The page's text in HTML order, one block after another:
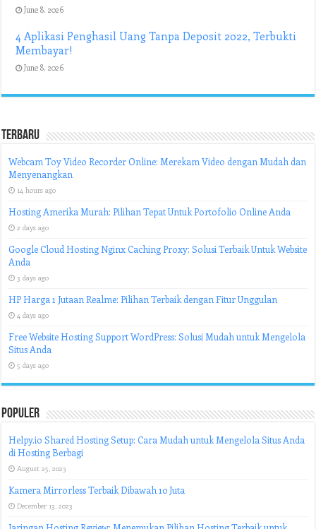
June 8, 2026
4 Aplikasi Penghasil Uang Tanpa Deposit 2022, Terbukti
Membayar!
June 8, 2026
Terbaru
Webcam Toy Video Recorder Online: Merekam Video dengan Mudah dan
Menyenangkan
14 hours ago
Hosting Amerika Murah: Pilihan Tepat Untuk Portofolio Online Anda
2 days ago
Google Cloud Hosting Nginx Caching Proxy: Solusi Terbaik Untuk Website
Anda
3 days ago
HP Harga 1 Jutaan Realme: Pilihan Terbaik dengan Fitur Unggulan
4 days ago
Free Website Hosting Support WordPress: Solusi Mudah untuk Mengelola
Situs Anda
5 days ago
Populer
Helpy.io Shared Hosting Setup: Cara Mudah untuk Mengelola Situs Anda
di Hosting Berbagi
August 25, 2023
Kamera Mirrorless Terbaik Dibawah 10 Juta
December 13, 2023